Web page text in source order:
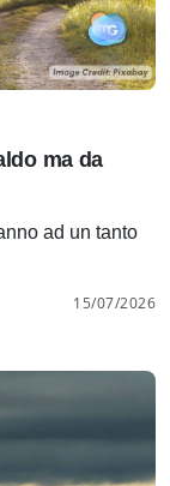
ma da
ad un tanto
15/07/2026